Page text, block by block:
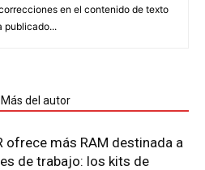
en el contenido de texto
publicado...
Más del autor
ofrece más RAM destinada a
de trabajo: los kits de